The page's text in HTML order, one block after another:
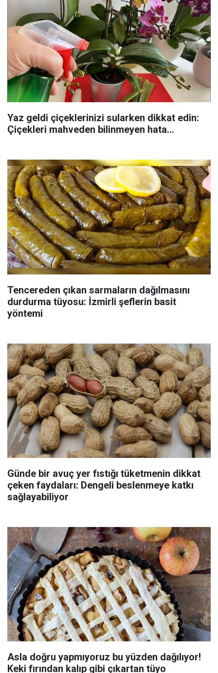
Yaz geldi çiçeklerinizi sularken dikkat edin:
Çiçekleri mahveden bilinmeyen hata...
Tencereden çıkan sarmaların dağılmasını
durdurma tüyosu: İzmirli şeflerin basit
yöntemi
Günde bir avuç yer fıstığı tüketmenin dikkat
çeken faydaları: Dengeli beslenmeye katkı
sağlayabiliyor
Asla doğru yapmıyoruz bu yüzden dağılıyor!
Keki fırından kalıp gibi çıkartan tüyo